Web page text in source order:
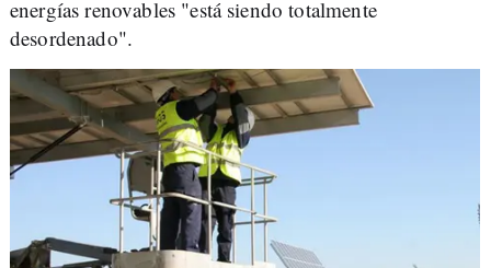
energías renovables "está siendo totalmente
desordenado".